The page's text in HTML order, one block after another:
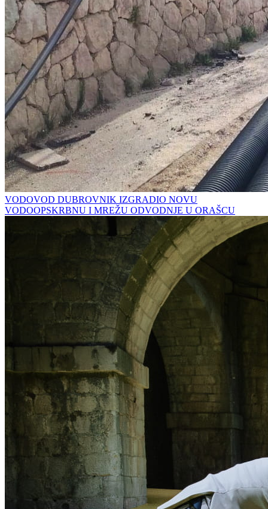
VODOVOD DUBROVNIK IZGRADIO NOVU
VODOOPSKRBNU I MREŽU ODVODNJE U ORAŠCU